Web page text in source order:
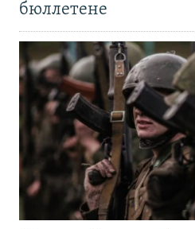
бюллетене